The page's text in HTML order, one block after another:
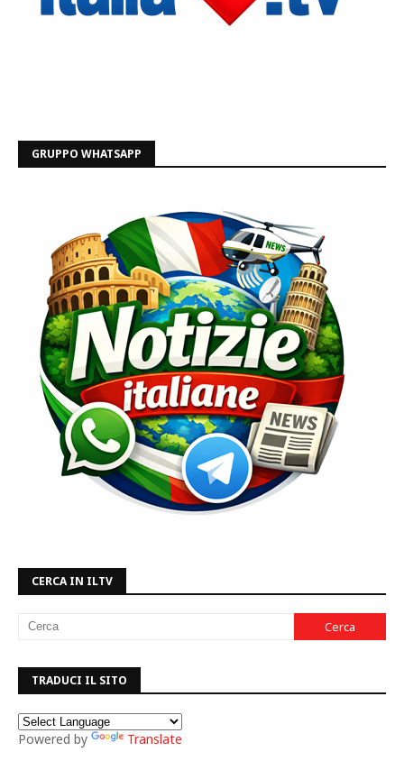
GRUPPO WHATSAPP
CERCA IN ILTV
TRADUCI IL SITO
Powered by Translate